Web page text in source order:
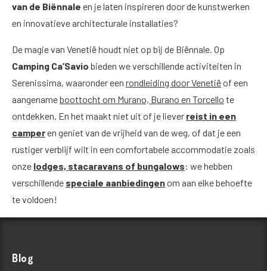
van de Biënnale en je laten inspireren door de kunstwerken
en innovatieve architecturale installaties?
De magie van Venetië houdt niet op bij de Biënnale. Op
Camping Ca’Savio bieden we verschillende activiteiten in
Serenissima, waaronder een rondleiding door Venetiëof een
aangenameboottocht om Murano, Burano en Torcello te
ontdekken. En het maakt niet uit of je liever reist in een
camperen geniet van de vrijheid van de weg, of dat je een
rustiger verblijf wilt in een comfortabele accommodatie zoals
onze lodges, stacaravans of bungalows: we hebben
verschillende speciale aanbiedingenom aan elke behoefte
te voldoen!
Blog